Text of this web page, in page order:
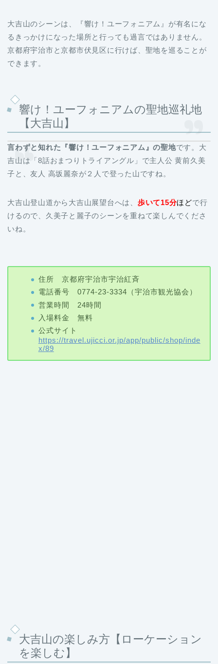
大吉山のシーンは、『響け！ユーフォニアム』が有名にな
るきっかけになった場所と行っても過言ではありません。
京都府宇治市と京都市伏見区に行けば、聖地を巡ることが
できます。
響け！ユーフォニアムの聖地巡礼地
【大吉山】
言わずと知れた『響け！ユーフォニアム』の聖地です。大
吉山は「8話おまつりトライアングル」で主人公 黄前久美
子と、友人 高坂麗奈が２人で登った山ですね。
大吉山登山道から大吉山展望台へは、 歩いて15分ほどで行
けるので、久美子と麗子のシーンを重ねて楽しんでくださ
いね。
住所 京都府宇治市宇治紅斉
電話番号 0774-23-3334（宇治市観光協会）
営業時間 24時間
入場料金 無料
公式サイト
https://travel.ujicci.or.jp/app/public/shop/inde
x/89
大吉山の楽しみ方【ローケーション
を楽しむ】